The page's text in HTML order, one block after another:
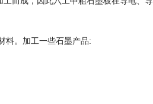
料。加工一些石墨产品: